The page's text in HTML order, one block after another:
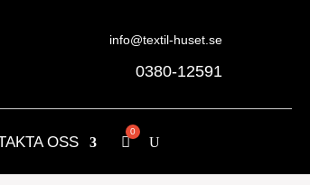
info@textil-huset.se
0380-12591
OSS